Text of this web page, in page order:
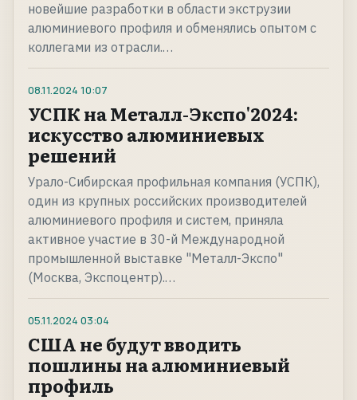
новейшие разработки в области экструзии
алюминиевого профиля и обменялись опытом с
коллегами из отрасли.…
08.11.2024 10:07
УСПК на Металл-Экспо'2024:
искусство алюминиевых
решений
Урало-Сибирская профильная компания (УСПК),
один из крупных российских производителей
алюминиевого профиля и систем, приняла
активное участие в 30-й Международной
промышленной выставке "Металл-Экспо"
(Москва, Экспоцентр).…
05.11.2024 03:04
США не будут вводить
пошлины на алюминиевый
профиль